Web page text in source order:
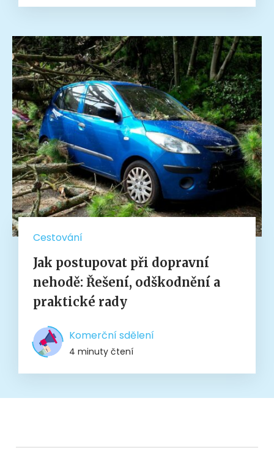
Cestování
Jak postupovat při dopravní
nehodě: Řešení, odškodnění a
praktické rady
Komerční sdělení
4 minuty čtení